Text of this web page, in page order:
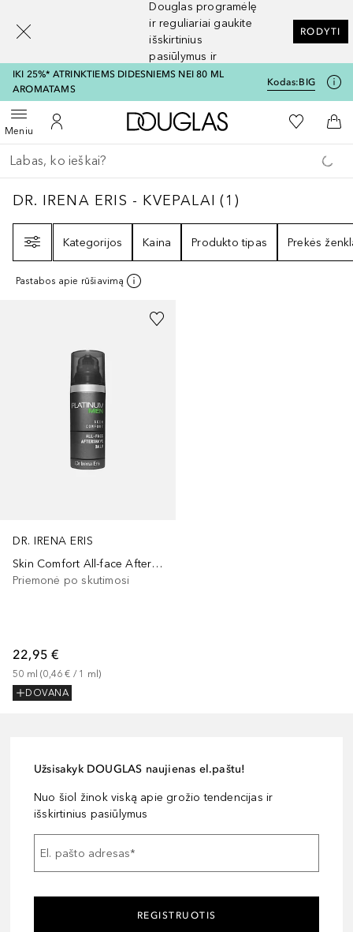
Douglas programėlę
ir reguliariai gaukite
išskirtinius
pasiūlymus ir
nuolaidas
RODYTI
IKI 25%* ATRINKTIEMS DIDESNIEMS NEI 80 ML
AROMATAMS
Kodas:BIG
MeniuAtidaryti meniuĮ mano paskyrą
Į Douglas pagrindinį
Į mano
Į
Grįžk atgal
Vykdykite paiešką
DR. IRENA ERIS - KVEPALAI 1
DR. IRENA ERIS - KVEPALAI (1 )
Kategorijos
Kaina Produkto tipas Prekės
Pastabos apie rūšiavimą
DR. IRENA ERIS
Skin Comfort All-face Aftershave Balm
Priemonė po skutimosi
22,95 €
50 ml (0,46 € / 1 ml)
DOVANA
Užsisakyk DOUGLAS naujienas el.paštu!
Nuo šiol žinok viską apie grožio tendencijas ir
išskirtinius pasiūlymus
El. pašto adresas*
REGISTRUOTIS
[navigation.slideout.screenreader]